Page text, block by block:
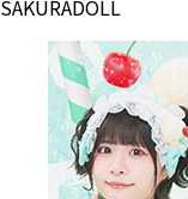
SAKURADOLL